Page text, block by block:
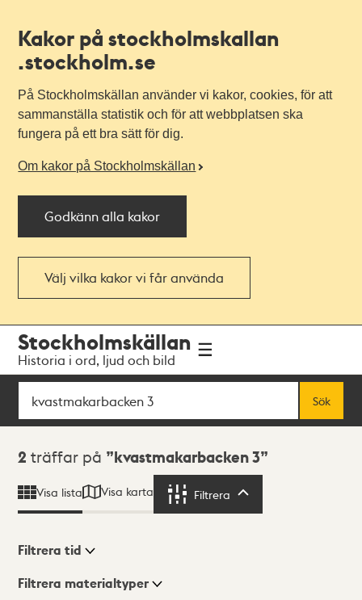
Kakor på stockholmskallan
.stockholm.se
På Stockholmskällan använder vi kakor, cookies, för att
sammanställa statistik och för att webbplatsen ska
fungera på ett bra sätt för dig.
Om kakor på Stockholmskällan
Godkänn alla kakor
Välj vilka kakor vi får använda
navigationen
huvudinnehållet
Stockholmskällan
Historia i ord, ljud och bild
Sök
Sök
Sökresultat
2 träffar på kvastmakarbacken 3
Visa lista Visa karta Filtrera
Visningsläge
Filtrera tid
Filtrera materialtyper